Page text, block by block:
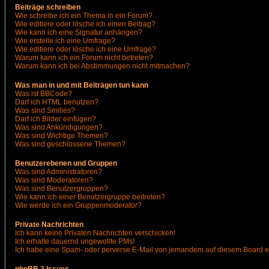
Beiträge schreiben
Wie schreibe ich ein Thema in ein Forum?
Wie editiere oder lösche ich einen Beitrag?
Wie kann ich eine Signatur anhängen?
Wie erstelle ich eine Umfrage?
Wie editiere oder lösche ich eine Umfrage?
Warum kann ich ein Forum nicht betreten?
Warum kann ich bei Abstimmungen nicht mitmachen?
Was man in und mit Beiträgen tun kann
Was ist BBCode?
Darf ich HTML benutzen?
Was sind Smilies?
Darf ich Bilder einfügen?
Was sind Ankündigungen?
Was sind Wichtige Themen?
Was sind geschlossene Themen?
Benutzerebenen und Gruppen
Was sind Administratoren?
Was sind Moderatoren?
Was sind Benutzergruppen?
Wie kann ich einer Benutzergruppe beitreten?
Wie werde ich ein Gruppenmoderator?
Private Nachrichten
Ich kann keine Privaten Nachrichten verschicken!
Ich erhalte dauernd ungewollte PMs!
Ich habe eine Spam- oder perverse E-Mail von jemandem auf diesem Board